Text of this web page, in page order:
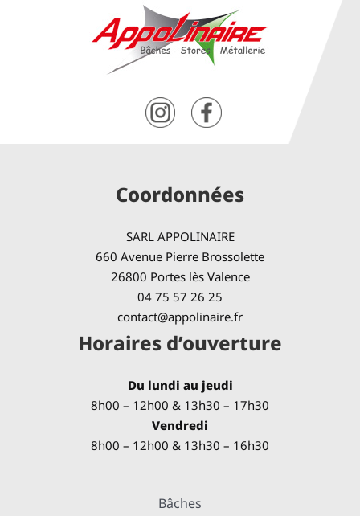
Coordonnées
SARL APPOLINAIRE
660 Avenue Pierre Brossolette
26800 Portes lès Valence
04 75 57 26 25
contact@appolinaire.fr
Horaires d’ouverture
Du lundi au jeudi
8h00 – 12h00 & 13h30 – 17h30
Vendredi
8h00 – 12h00 & 13h30 – 16h30
Bâches